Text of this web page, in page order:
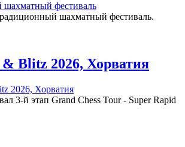
шахматный фестиваль.
Blitz 2026, Хорватия
3-й этап Grand Chess Tour - Super Rapid